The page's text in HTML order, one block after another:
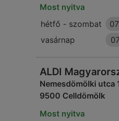
Most nyitva
hétfő - szombat
vasárnap
ALDI
Nemesdömölki utca
9500 Celldömölk
Most nyitva